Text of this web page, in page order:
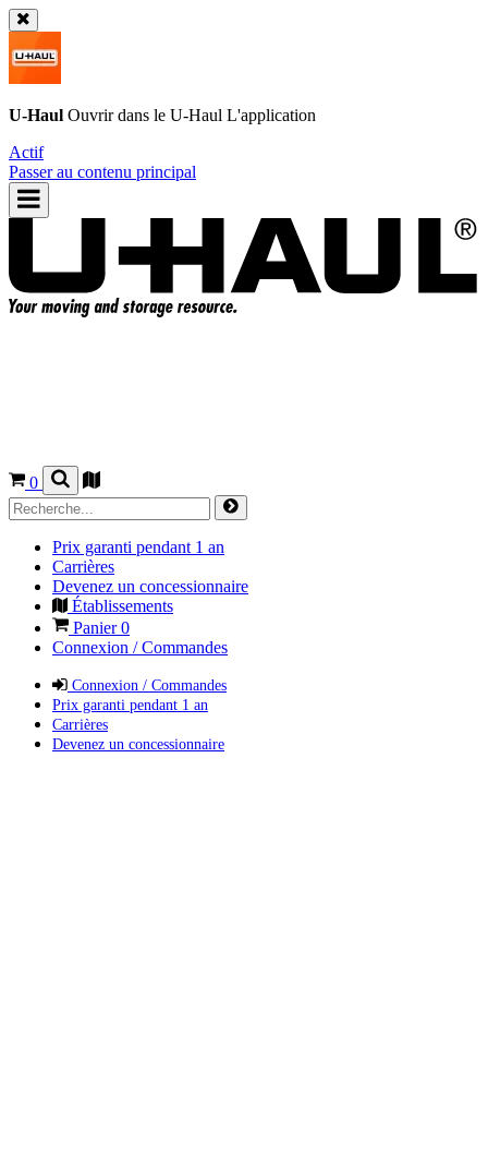
U-Haul Ouvrir dans le U-Haul L'application
Actif
Passer au contenu principal
0
Prix garanti pendant 1 an
Carrières
Devenez un concessionnaire
Établissements
Panier0
Connexion / Commandes
Connexion / Commandes
Prix garanti pendant 1 an
Carrières
Devenez un concessionnaire